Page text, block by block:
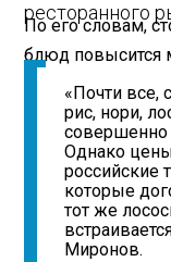
ресторанного
По его словам,
блюд повысится
«Почти все,
рис, нори,
совершенно
Однако цены
российские
которые
тот же
Миронов.